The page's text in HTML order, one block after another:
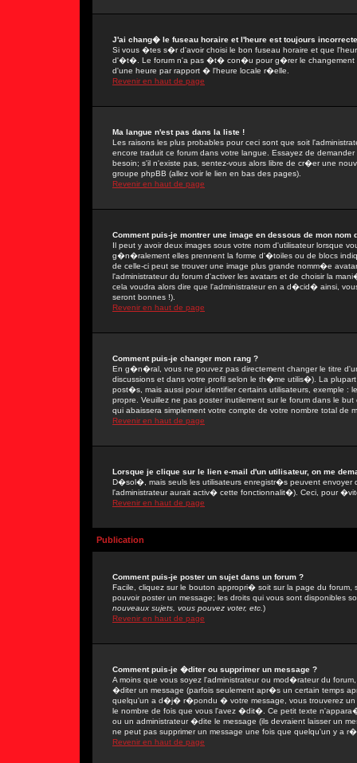
J'ai chang� le fuseau horaire et l'heure est toujours
Si vous �tes s�r d'avoir choisi le bon fuseau horaire et que
d'�t�. Le forum n'a pas �t� con�u pour g�rer le
d'une heure par rapport � l'heure locale r�elle.
Revenir en haut de page
Ma langue n'est pas dans la liste !
Les raisons les plus probables pour ceci sont que soit
encore traduit ce forum dans votre langue. Essayez de
besoin; s'il n'existe pas, sentez-vous alors libre de cr�er une
groupe phpBB (allez voir le lien en bas des pages).
Revenir en haut de page
Comment puis-je montrer une image en dessous de mon nom
Il peut y avoir deux images sous votre nom d'utilisateur lorsque
g�n�ralement elles prennent la forme d'�toiles ou de blocs
de celle-ci peut se trouver une image plus grande nomm�e
l'administrateur du forum d'activer les avatars et de choisir la
cela voudra alors dire que l'administrateur en a d�cid� ainsi,
seront bonnes !).
Revenir en haut de page
Comment puis-je changer mon rang ?
En g�n�ral, vous ne pouvez pas directement changer le titre
discussions et dans votre profil selon le th�me utilis�). La
post�s, mais aussi pour identifier certains utilisateurs, exemple
propre. Veuillez ne pas poster inutilement sur le forum dans le
qui abaissera simplement votre compte de votre nombre total de
Revenir en haut de page
Lorsque je clique sur le lien e-mail d'un utilisateur, on me
D�sol�, mais seuls les utilisateurs enregistr�s peuvent
l'administrateur aurait activ� cette fonctionnalit�). Ceci, pour
Revenir en haut de page
Publication
Comment puis-je poster un sujet dans un forum ?
Facile, cliquez sur le bouton appropri� soit sur la page du
pouvoir poster un message; les droits qui vous sont disponibles
nouveaux sujets, vous pouvez voter, etc. )
Revenir en haut de page
Comment puis-je �diter ou supprimer un message ?
A moins que vous soyez l'administrateur ou mod�rateur du
�diter un message (parfois seulement apr�s un certain temps
quelqu'un a d�j� r�pondu � votre message, vous trouverez un
le nombre de fois que vous l'avez �dit�. Ce petit texte
ou un administrateur �dite le message (ils devraient laisser un
ne peut pas supprimer un message une fois que quelqu'un y a
Revenir en haut de page